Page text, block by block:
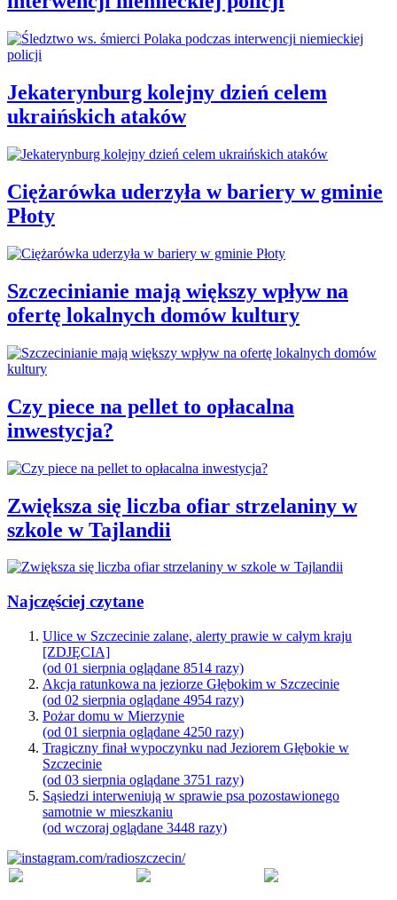
Jekaterynburg kolejny dzień celem
ukraińskich ataków
Ciężarówka uderzyła w bariery w gminie
Płoty
Szczecinianie mają większy wpływ na
ofertę lokalnych domów kultury
Czy piece na pellet to opłacalna
inwestycja?
Zwiększa się liczba ofiar strzelaniny w
szkole w Tajlandii
Najczęściej czytane
Ulice w Szczecinie zalane, alerty prawie w całym kraju
[ZDJĘCIA]
(od 01 sierpnia oglądane 8514 razy)
Akcja ratunkowa na jeziorze Głębokim w Szczecinie
(od 02 sierpnia oglądane 4954 razy)
Pożar domu w Mierzynie
(od 01 sierpnia oglądane 4250 razy)
Tragiczny finał wypoczynku nad Jeziorem Głębokie w
Szczecinie
(od 03 sierpnia oglądane 3751 razy)
Sąsiedzi interweniują w sprawie psa pozostawionego
samotnie w mieszkaniu
(od wczoraj oglądane 3448 razy)